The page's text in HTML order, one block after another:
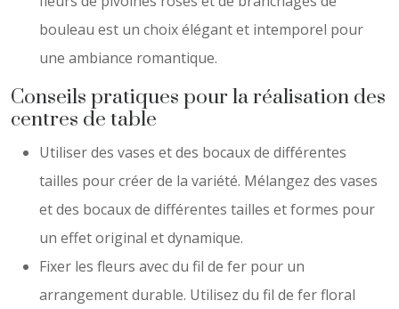
bouleau est un choix élégant et intemporel pour
une ambiance romantique.
Conseils pratiques pour la réalisation des
centres de table
Utiliser des vases et des bocaux de différentes
tailles pour créer de la variété. Mélangez des vases
et des bocaux de différentes tailles et formes pour
un effet original et dynamique.
Fixer les fleurs avec du fil de fer pour un
arrangement durable. Utilisez du fil de fer floral